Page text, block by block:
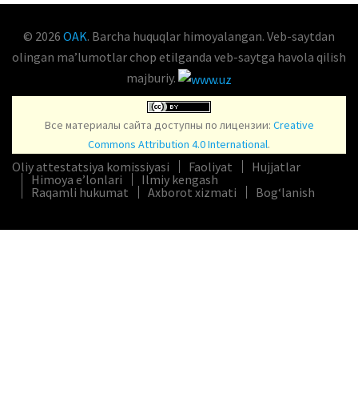
© 2026 OAK. Barcha huquqlar himoyalangan. Veb-saytdan
olingan maʼlumotlar chop etilganda veb-saytga havola qilish
majburiy.
Все материалы сайта доступны по лицензии: Creative
Commons Attribution 4.0 International.
Oliy attestatsiya komissiyasi Faoliyat
Hujjatlar
Himoya e’lonlari
Ilmiy kengash
Raqamli hukumat
Axborot xizmati Bog‘lanish